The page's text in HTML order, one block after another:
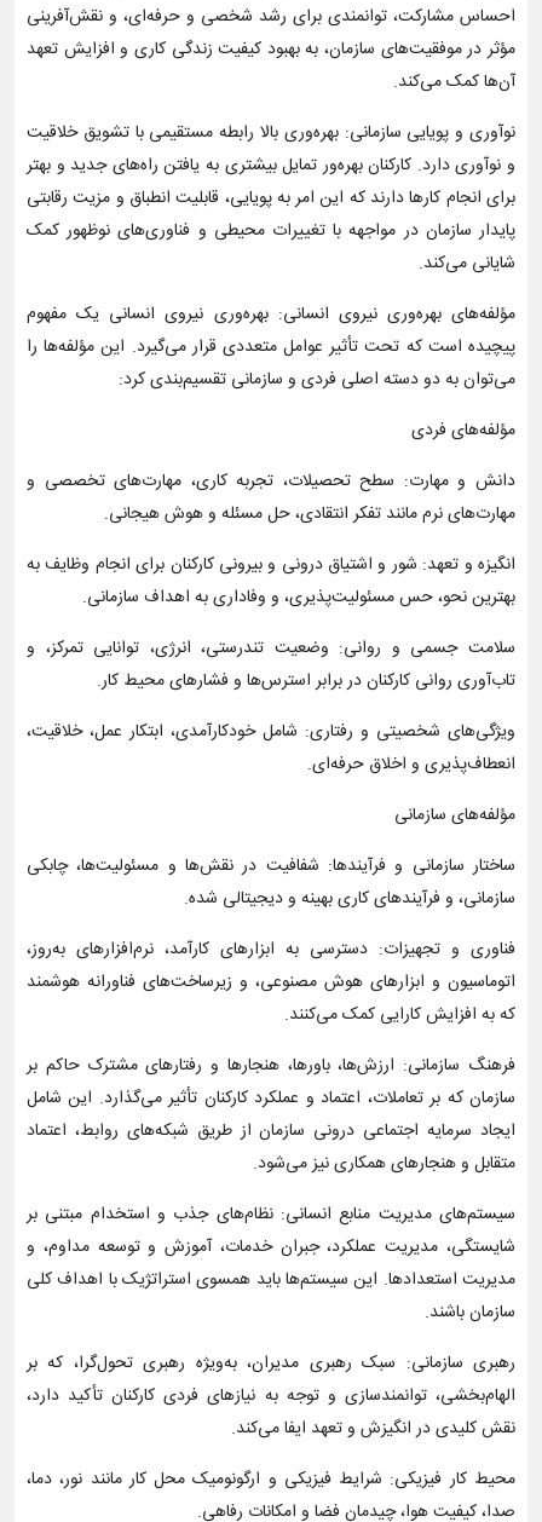
احساس مشارکت، توانمندی برای رشد شخصی و حرفه‌ای، و نقش‌آفرینی
مؤثر در موفقیت‌های سازمان، به بهبود کیفیت زندگی کاری و افزایش تعهد
آن‌ها کمک می‌کند.
نوآوری و پویایی سازمانی: بهره‌وری بالا رابطه مستقیمی با تشویق خلاقیت
و نوآوری دارد. کارکنان بهره‌ور تمایل بیشتری به یافتن راه‌های جدید و بهتر
برای انجام کارها دارند که این امر به پویایی، قابلیت انطباق و مزیت رقابتی
پایدار سازمان در مواجهه با تغییرات محیطی و فناوری‌های نوظهور کمک
شایانی می‌کند.
مؤلفه‌های بهره‌وری نیروی انسانی: بهره‌وری نیروی انسانی یک مفهوم
پیچیده است که تحت تأثیر عوامل متعددی قرار می‌گیرد. این مؤلفه‌ها را
می‌توان به دو دسته اصلی فردی و سازمانی تقسیم‌بندی کرد:
مؤلفه‌های فردی
دانش و مهارت: سطح تحصیلات، تجربه کاری، مهارت‌های تخصصی و
مهارت‌های نرم مانند تفکر انتقادی، حل مسئله و هوش هیجانی.
انگیزه و تعهد: شور و اشتیاق درونی و بیرونی کارکنان برای انجام وظایف به
بهترین نحو، حس مسئولیت‌پذیری، و وفاداری به اهداف سازمانی.
سلامت جسمی و روانی: وضعیت تندرستی، انرژی، توانایی تمرکز، و
تاب‌آوری روانی کارکنان در برابر استرس‌ها و فشارهای محیط کار.
ویژگی‌های شخصیتی و رفتاری: شامل خودکارآمدی، ابتکار عمل، خلاقیت،
انعطاف‌پذیری و اخلاق حرفه‌ای.
مؤلفه‌های سازمانی
ساختار سازمانی و فرآیندها: شفافیت در نقش‌ها و مسئولیت‌ها، چابکی
سازمانی، و فرآیندهای کاری بهینه و دیجیتالی شده.
فناوری و تجهیزات: دسترسی به ابزارهای کارآمد، نرم‌افزارهای به‌روز،
اتوماسیون و ابزارهای هوش مصنوعی، و زیرساخت‌های فناورانه هوشمند
که به افزایش کارایی کمک می‌کنند.
فرهنگ سازمانی: ارزش‌ها، باورها، هنجارها و رفتارهای مشترک حاکم بر
سازمان که بر تعاملات، اعتماد و عملکرد کارکنان تأثیر می‌گذارد. این شامل
ایجاد سرمایه اجتماعی درونی سازمان از طریق شبکه‌های روابط، اعتماد
متقابل و هنجارهای همکاری نیز می‌شود.
سیستم‌های مدیریت منابع انسانی: نظام‌های جذب و استخدام مبتنی بر
شایستگی، مدیریت عملکرد، جبران خدمات، آموزش و توسعه مداوم، و
مدیریت استعدادها. این سیستم‌ها باید همسوی استراتژیک با اهداف کلی
سازمان باشند.
رهبری سازمانی: سبک رهبری مدیران، به‌ویژه رهبری تحول‌گرا، که بر
الهام‌بخشی، توانمندسازی و توجه به نیازهای فردی کارکنان تأکید دارد،
نقش کلیدی در انگیزش و تعهد ایفا می‌کند.
محیط کار فیزیکی: شرایط فیزیکی و ارگونومیک محل کار مانند نور، دما،
صدا، کیفیت هوا، چیدمان فضا و امکانات رفاهی.